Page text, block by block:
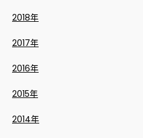
2018年
2017年
2016年
2015年
2014年